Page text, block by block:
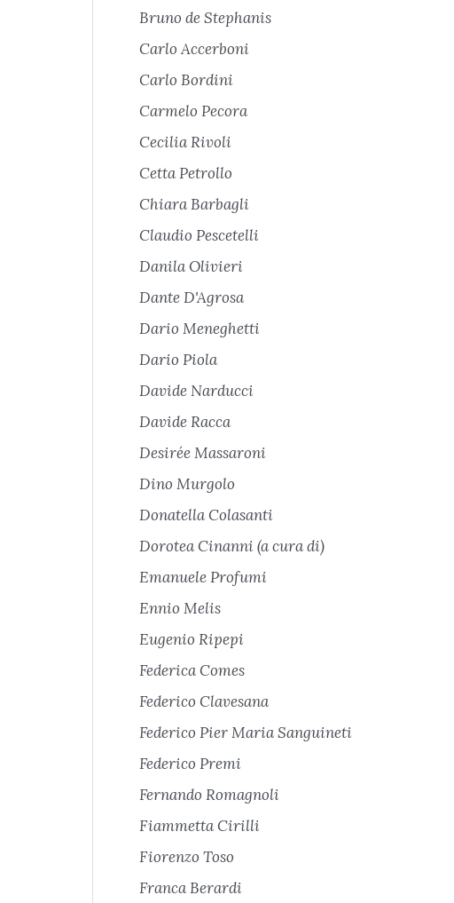
Bruno de Stephanis
Carlo Accerboni
Carlo Bordini
Carmelo Pecora
Cecilia Rivoli
Cetta Petrollo
Chiara Barbagli
Claudio Pescetelli
Danila Olivieri
Dante D'Agrosa
Dario Meneghetti
Dario Piola
Davide Narducci
Davide Racca
Desirée Massaroni
Dino Murgolo
Donatella Colasanti
Dorotea Cinanni (a cura di)
Emanuele Profumi
Ennio Melis
Eugenio Ripepi
Federica Comes
Federico Clavesana
Federico Pier Maria Sanguineti
Federico Premi
Fernando Romagnoli
Fiammetta Cirilli
Fiorenzo Toso
Franca Berardi